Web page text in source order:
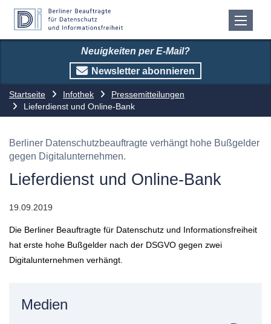
Neuigkeiten per E-Mail?
Newsletter abonnieren
Startseite Infothek
Pressemitteilungen
Lieferdienst und Online-Bank
Berliner Datenschutzbeauftragte verhängt hohe Bußgelder
gegen Digitalunternehmen.
Lieferdienst und Online-Bank
19.09.2019
Die Berliner Beauftragte für Datenschutz und Informationsfreiheit
hat erste hohe Bußgelder nach der DSGVO gegen zwei
Digitalunternehmen verhängt.
Medien